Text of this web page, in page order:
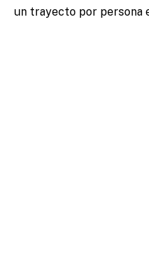
un trayecto por persona